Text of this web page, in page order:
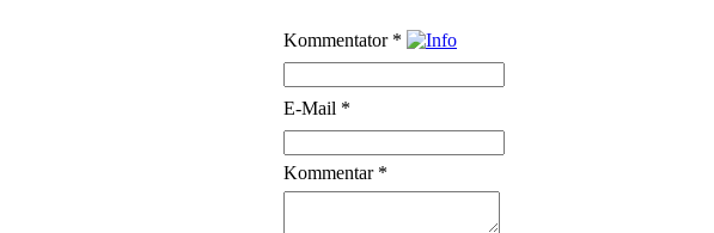
Kommentator *
E-Mail *
Kommentar *